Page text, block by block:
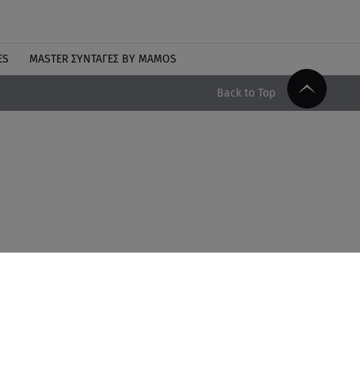
MASTER ΣΥΝΤΑΓΈΣ BY MAMOS
Back to Top